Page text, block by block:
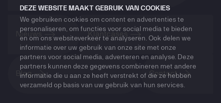
DEZE WEBSITE MAAKT GEBRUIK VAN COOKIES
We gebruiken cookies om content en advertenties te
personaliseren, om functies voor social media te bieden
en om ons websiteverkeer te analyseren. Ook delen we
informatie over uw gebruik van onze site met onze
partners voor social media, adverteren en analyse. Deze
partners kunnen deze gegevens combineren met andere
informatie die u aan ze heeft verstrekt of die ze hebben
verzameld op basis van uw gebruik van hun services.
Nieuws Klantcases
Blog Contact